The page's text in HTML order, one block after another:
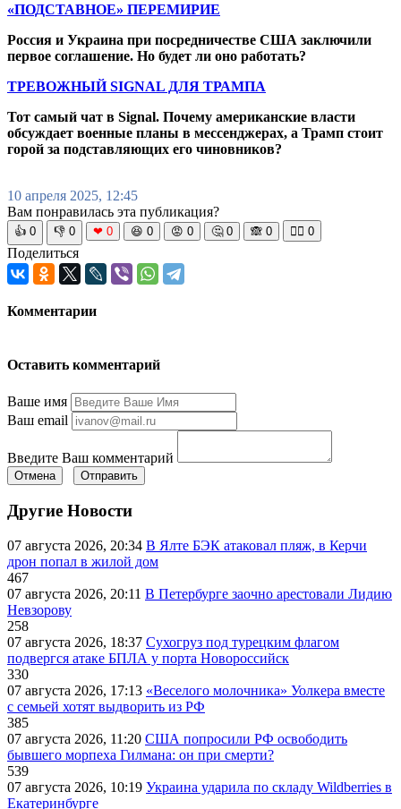
«ПОДСТАВНОЕ» ПЕРЕМИРИЕ
Россия и Украина при посредничестве США заключили
первое соглашение. Но будет ли оно работать?
ТРЕВОЖНЫЙ SIGNAL ДЛЯ ТРАМПА
Тот самый чат в Signal. Почему американские власти
обсуждает военные планы в мессенджерах, а Трамп стоит
горой за подставляющих его чиновников?
10 апреля 2025, 12:45
Вам понравилась эта публикация?
👍 0 👎 0 ❤ 0 😆 0 😡 0 🤔 0 🙈 0 🧘‍♀️ 0
Поделиться
Комментарии
Оставить комментарий
Ваше имя
Ваш email
Введите Ваш комментарий
Отмена Отправить
Другие Новости
07 августа 2026, 20:34 В Ялте БЭК атаковал пляж, в Керчи
дрон попал в жилой дом
467
07 августа 2026, 20:11 В Петербурге заочно арестовали Лидию
Невзорову
258
07 августа 2026, 18:37 Сухогруз под турецким флагом
подвергся атаке БПЛА у порта Новороссийск
330
07 августа 2026, 17:13 «Веселого молочника» Уолкера вместе
с семьей хотят выдворить из РФ
385
07 августа 2026, 11:20 США попросили РФ освободить
бывшего морпеха Гилмана: он при смерти?
539
07 августа 2026, 10:19 Украина ударила по складу Wildberries в
Екатеринбурге